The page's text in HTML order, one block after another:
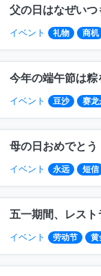
父の日はなぜいつ
イベント 礼物 商机
今年の端午節は粽
イベント 豆沙 赛龙
母の日おめでとう
イベント 永远 短信
五一期間、レスト
イベント 劳动节 黄